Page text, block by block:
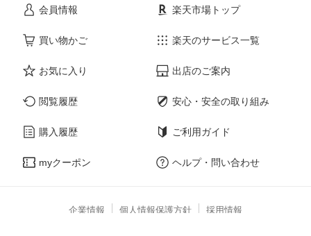
会員情報
買い物かご
お気に入り
閲覧履歴
購入履歴
myクーポン
楽天市場トップ
楽天のサービス一覧
出店のご案内
安心・安全の取り組み
ご利用ガイド
ヘルプ・問い合わせ
企業情報 個人情報保護方針 採用情報